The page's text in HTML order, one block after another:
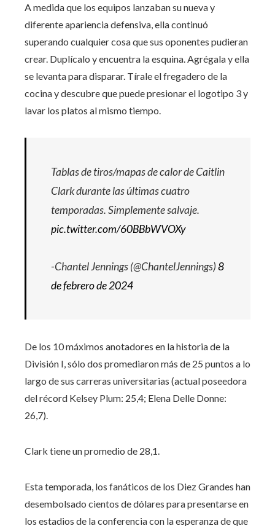
A medida que los equipos lanzaban su nueva y
diferente apariencia defensiva, ella continuó
superando cualquier cosa que sus oponentes pudieran
crear. Duplícalo y encuentra la esquina. Agrégala y ella
se levanta para disparar. Tírale el fregadero de la
cocina y descubre que puede presionar el logotipo 3 y
lavar los platos al mismo tiempo.
Tablas de tiros/mapas de calor de Caitlin
Clark durante las últimas cuatro
temporadas. Simplemente salvaje.
pic.twitter.com/60BBbWVOXy
-Chantel Jennings (@ChantelJennings)8
de febrero de 2024
De los 10 máximos anotadores en la historia de la
División I, sólo dos promediaron más de 25 puntos a lo
largo de sus carreras universitarias (actual poseedora
del récord Kelsey Plum: 25,4; Elena Delle Donne:
26,7).
Clark tiene un promedio de 28,1.
Esta temporada, los fanáticos de los Diez Grandes han
desembolsado cientos de dólares para presentarse en
los estadios de la conferencia con la esperanza de que